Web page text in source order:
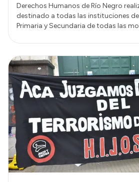
Derechos Humanos de Río Negro
destinado a todas las instituciones
Primaria y Secundaria de todas las